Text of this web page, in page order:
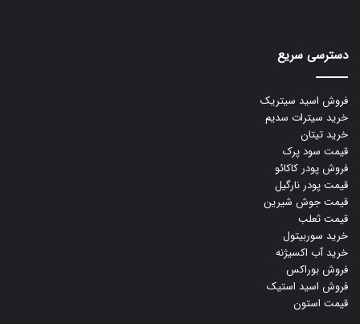
دسترسی سریع
فروش اسید سیتریک
خرید سیترات سدیم
خرید تیتان
قیمت سود پرک
فروش پودر کاکائو
قیمت پودر نارگیل
قیمت جوش شیرین
قیمت ثعلب
خرید سوربیتول
خرید آب اکسیژنه
فروش بوراکس
فروش اسید استیک
قیمت استون